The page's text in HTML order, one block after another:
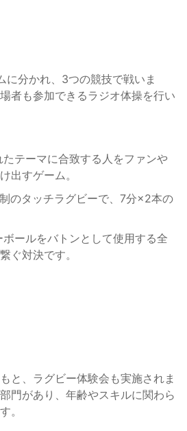
に分かれ、3つの競技で戦いま
者も参加できるラジオ体操を行い
たテーマに合致する人をファンや
出すゲーム。
のタッチラグビーで、7分×2本の
ボールをバトンとして使用する全
ぐ対決です。
と、ラグビー体験会も実施されま
門があり、年齢やスキルに関わら
。